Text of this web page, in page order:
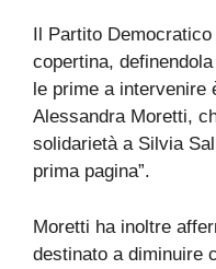
Il Partito
copertina,
le prime a intervenire
Alessandra Moretti,
solidarietà a Silvia
prima pagina”.
Moretti ha inoltre
destinato a diminuire